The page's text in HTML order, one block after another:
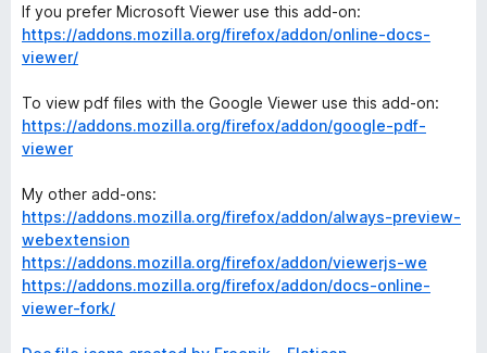
If you prefer Microsoft Viewer use this add-on:
https://addons.mozilla.org/firefox/addon/online-docs-
viewer/
To view pdf files with the Google Viewer use this add-on:
https://addons.mozilla.org/firefox/addon/google-pdf-
viewer
My other add-ons:
https://addons.mozilla.org/firefox/addon/always-preview-
webextension
https://addons.mozilla.org/firefox/addon/viewerjs-we
https://addons.mozilla.org/firefox/addon/docs-online-
viewer-fork/